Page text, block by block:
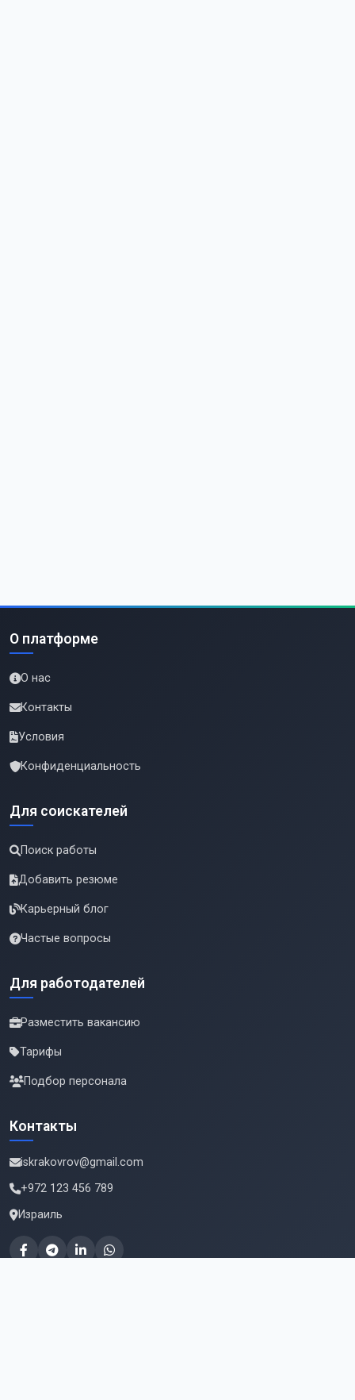
О платформе
О нас
Контакты
Условия
Конфиденциальность
Для соискателей
Поиск работы
Добавить резюме
Карьерный блог
Частые вопросы
Для работодателей
Разместить вакансию
Тарифы
Подбор персонала
Контакты
iskrakovrov@gmail.com
+972 123 456 789
Израиль